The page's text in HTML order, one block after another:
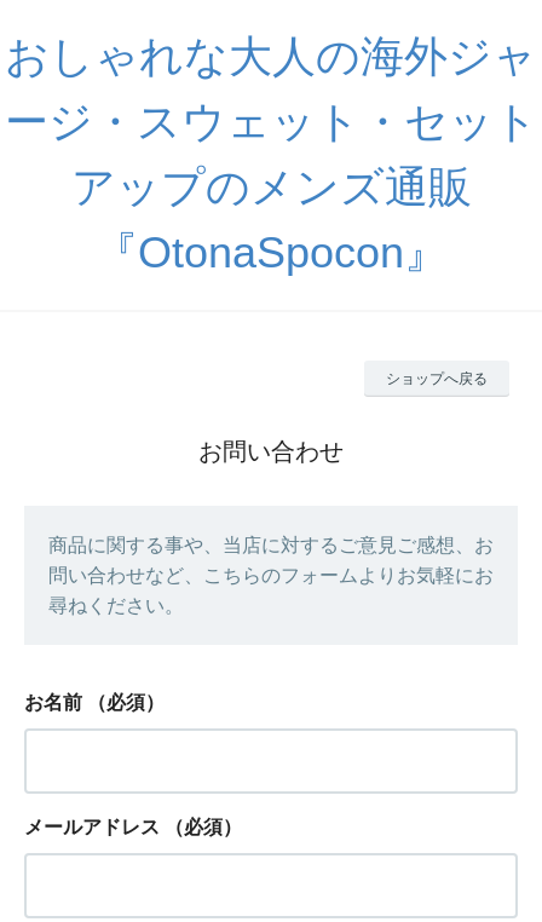
おしゃれな大人の海外ジャ
ージ・スウェット・セット
アップのメンズ通販
『OtonaSpocon』
ショップへ戻る
お問い合わせ
商品に関する事や、当店に対するご意見ご感想、お
問い合わせなど、こちらのフォームよりお気軽にお
尋ねください。
お名前 （必須）
メールアドレス （必須）